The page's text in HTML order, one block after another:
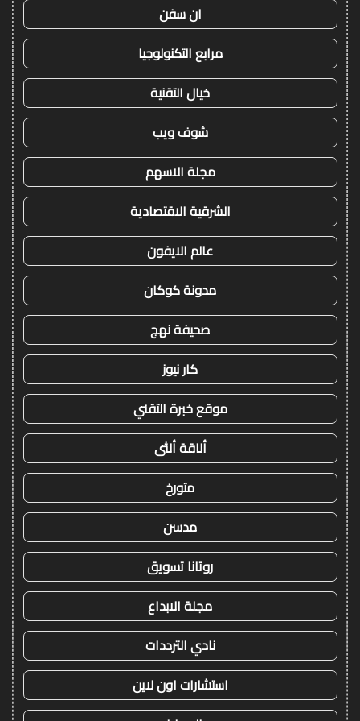
ان سفن
مرابع التكنولوجيا
خيال التقنية
شوف ويب
مجلة الاسهم
الشرقية الاقتصادية
عالم الايفون
مدونة كوكان
صحيفة نهج
كار نيوز
موقع خبرة التقني
أناقة أنثى
متورخ
مدسن
روتانا تسويق
مجلة الابداع
نادي الترددات
استشارات اون لاين